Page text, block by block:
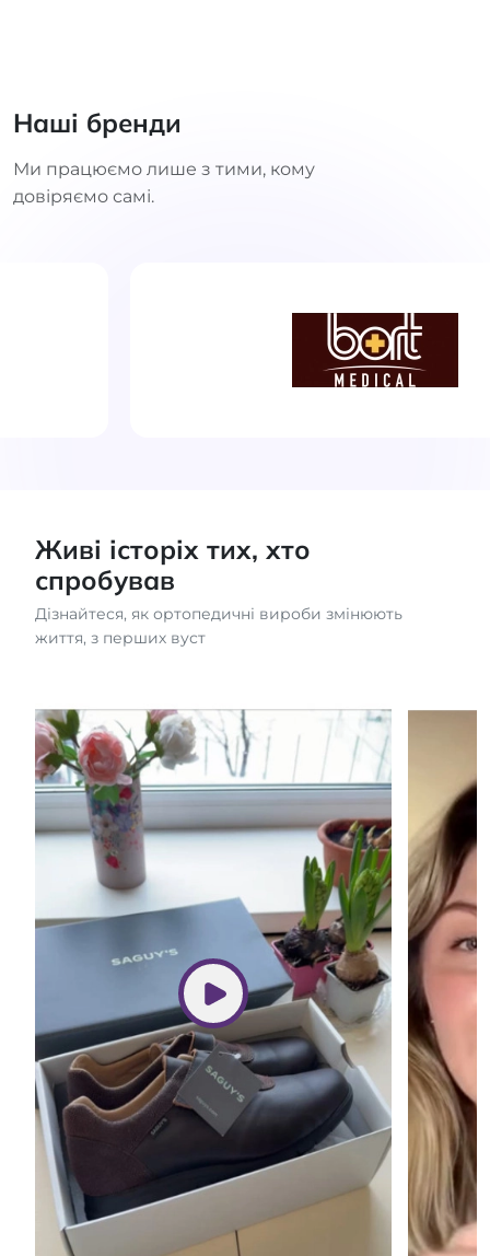
Наші бренди
Ми працюємо лише з тими, кому
довіряємо самі.
Живі історіх тих, хто
спробував
Дізнайтеся, як ортопедичні вироби змінюють
життя, з перших вуст